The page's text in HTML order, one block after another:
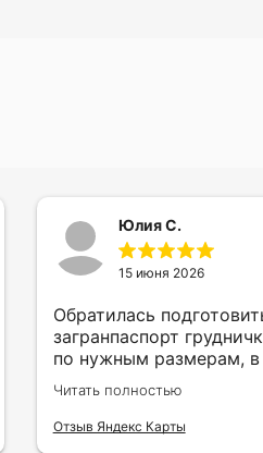
Юлия С.
15 июня 2026
Обратилась
загранпаспорт
по нужным размерам, в
вариантах и цветах.
Читать полностью
Отзыв Яндекс Карты